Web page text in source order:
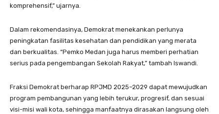
komprehensif,” ujarnya.
Dalam rekomendasinya, Demokrat menekankan perlunya
peningkatan fasilitas kesehatan dan pendidikan yang merata
dan berkualitas. “Pemko Medan juga harus memberi perhatian
serius pada pengembangan Sekolah Rakyat,” tambah Iswandi.
Fraksi Demokrat berharap RPJMD 2025–2029 dapat mewujudkan
program pembangunan yang lebih terukur, progresif, dan sesuai
visi-misi wali kota, sehingga manfaatnya dirasakan langsung oleh